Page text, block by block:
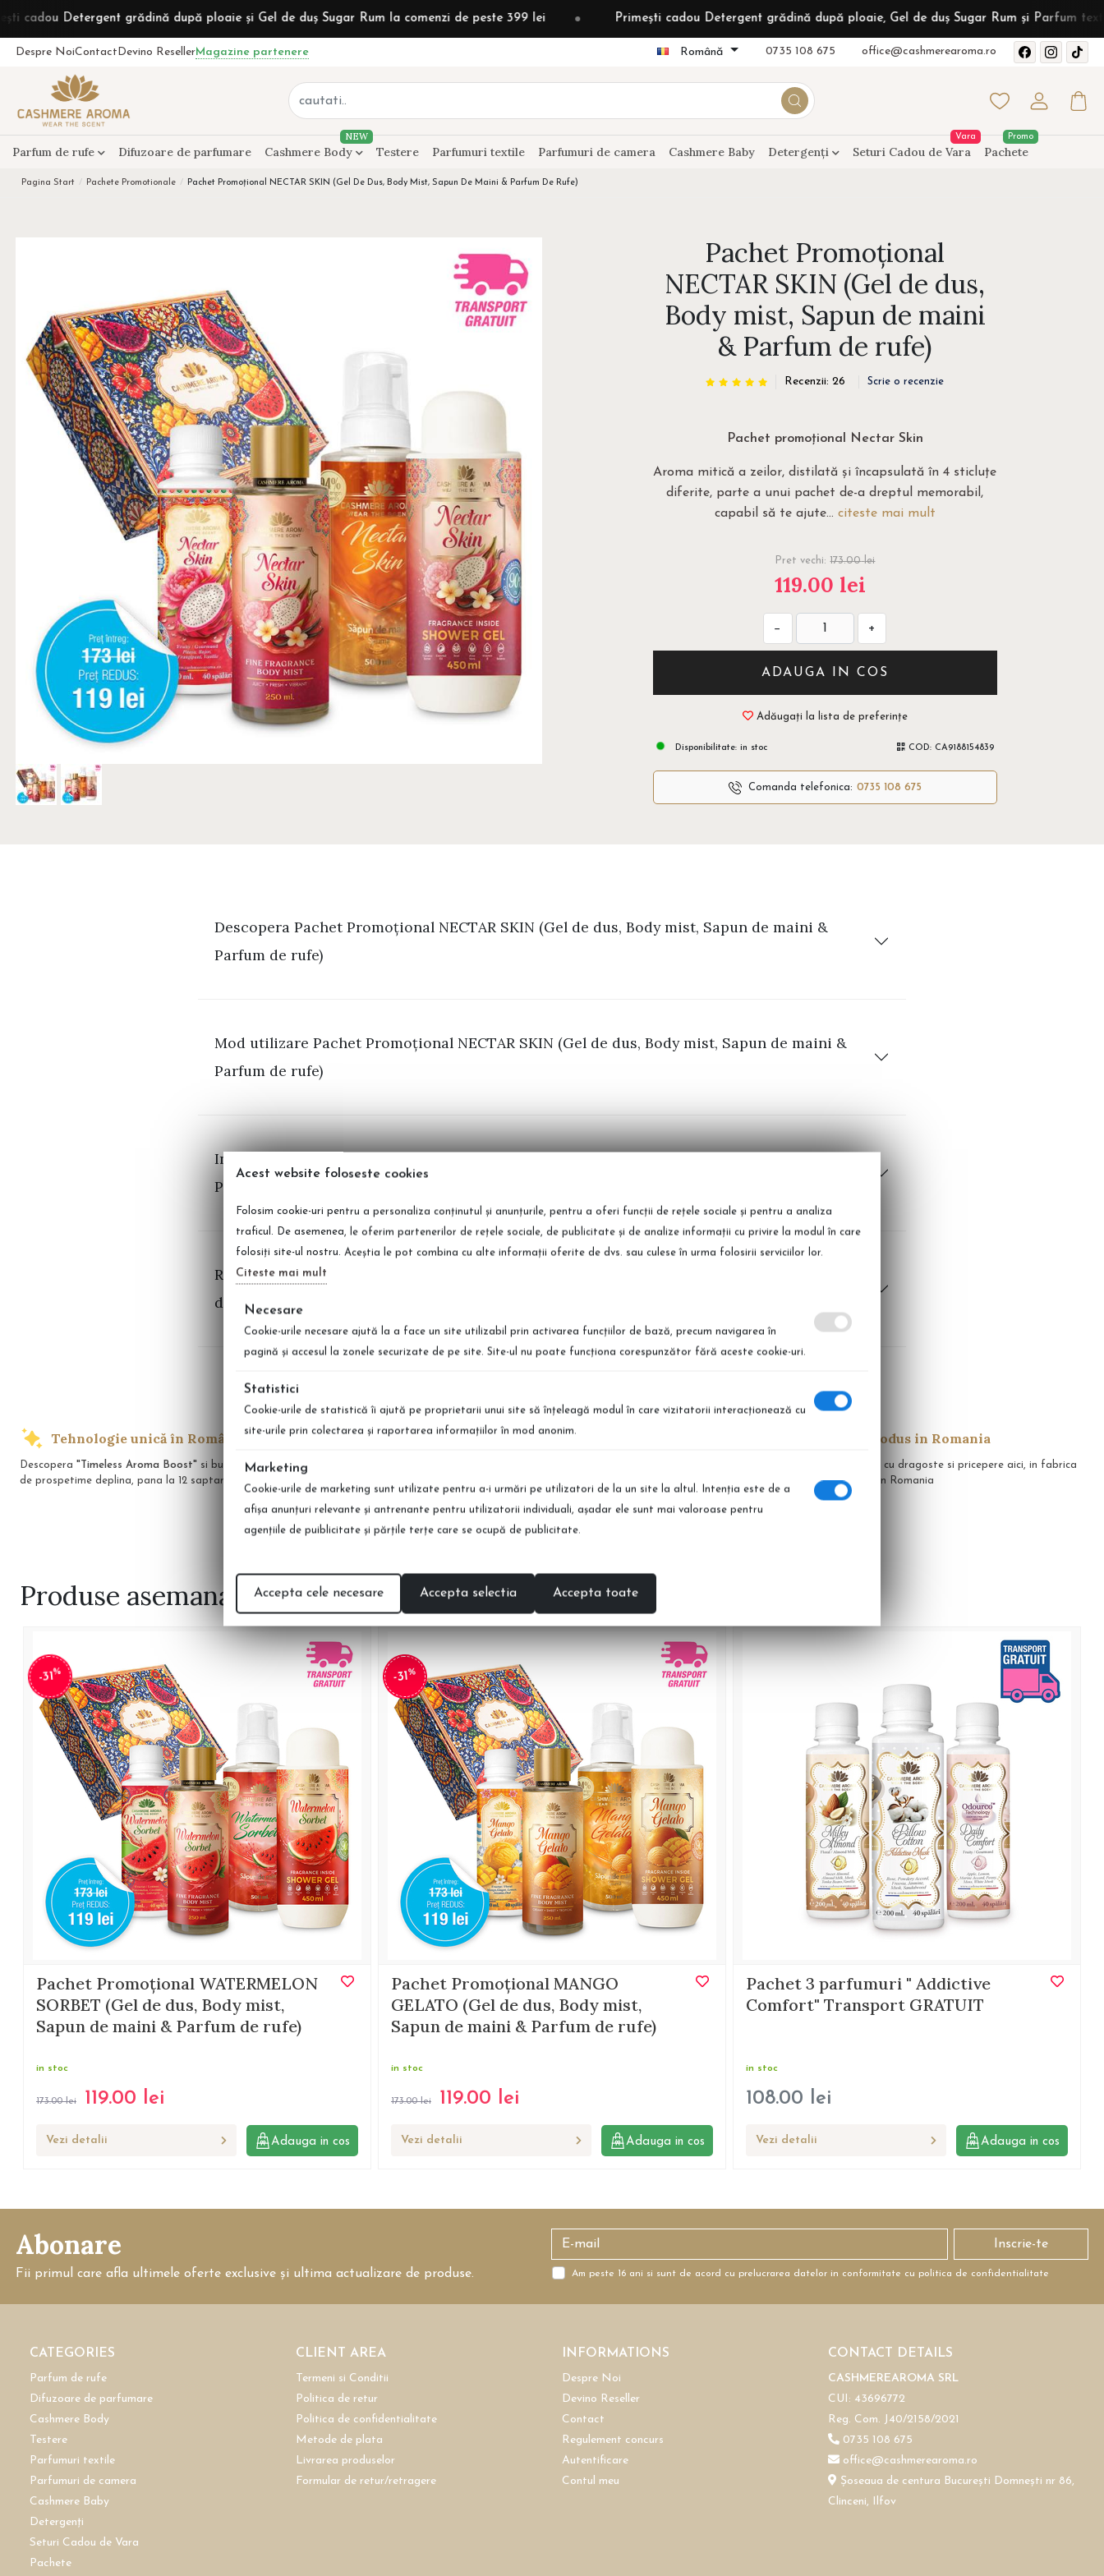
grădină după ploaie și Gel de duș Sugar Rum la comenzi de peste 399 lei Primești cadou Detergent grădină după ploaie, Gel de duș Sugar Rum și Parfum textil Sunshine
Despre NoiContact Devino ResellerMagazine partenere Română 0735 108 675 office@cashmerearoma.ro
Parfum de rufe Difuzoare de parfumare Cashmere Body
NEW
Testere Parfumuri textile Parfumuri de camera Cashmere Baby Detergenți Seturi Cadou de Vara
Vara
Pachete
Promo
Pagina Start Pachete Promotionale Pachet Promoțional NECTAR SKIN (Gel De Dus, Body Mist, Sapun De Maini & Parfum De Rufe)
Pachet Promoțional
NECTAR SKIN (Gel de dus,
Body mist, Sapun de maini
& Parfum de rufe)
Recenzii: 26 Scrie o recenzie
Pachet promoțional Nectar Skin
Aroma mitică a zeilor, distilată și încapsulată în 4 sticluțe
diferite, parte a unui pachet de-a dreptul memorabil,
capabil să te ajute... citeste mai mult
Pret vechi: 173.00 lei
119.00 lei
− +
ADAUGA IN COS
Adăugați la lista de preferințe
Disponibilitate: in stoc COD: CA9188154839
Comanda telefonica: 0735 108 675
Descopera Pachet Promoțional NECTAR SKIN (Gel de dus, Body mist, Sapun de maini &
Parfum de rufe)
Mod utilizare Pachet Promoțional NECTAR SKIN (Gel de dus, Body mist, Sapun de maini &
Parfum de rufe)
Ingrediente Pachet Promoțional NECTAR SKIN (Gel de dus, Body mist, Sapun de maini &
Parfum de rufe)
Recenzii Pachet Promoțional NECTAR SKIN (Gel de dus, Body mist, Sapun de maini & Parfum
de rufe)
Tehnologie unică în România
Descopera "Timeless Aroma Boost" si bucura-te
de prospetime deplina, pana la 12 saptamani!
Transport International
Indiferent unde te afli, poti comanda produsele
preferate cu livrare in Europa
Produs in Romania
Realizate cu dragoste si pricepere aici, in fabrica
noastra, in Romania
Produse asemanatoare
-31%
Pachet Promoțional WATERMELON
SORBET (Gel de dus, Body mist,
Sapun de maini & Parfum de rufe)
in stoc
173.00 lei 119.00 lei
Vezi detalii Adauga in cos
-31%
Pachet Promoțional MANGO
GELATO (Gel de dus, Body mist,
Sapun de maini & Parfum de rufe)
in stoc
173.00 lei 119.00 lei
Vezi detalii Adauga in cos
Pachet 3 parfumuri " Addictive
Comfort" Transport GRATUIT
in stoc
108.00 lei
Vezi detalii Adauga in cos
Abonare
Fii primul care afla ultimele oferte exclusive și ultima actualizare de produse.
Inscrie-te
Am peste 16 ani si sunt de acord cu prelucrarea datelor in conformitate cu politica de confidentialitate
CATEGORIES
Parfum de rufe
Difuzoare de parfumare
Cashmere Body
Testere
Parfumuri textile
Parfumuri de camera
Cashmere Baby
Detergenți
Seturi Cadou de Vara
Pachete
CLIENT AREA
Termeni si Conditii
Politica de retur
Politica de confidentialitate
Metode de plata
Livrarea produselor
Formular de retur/retragere
INFORMATIONS
Despre Noi
Devino Reseller
Contact
Regulement concurs
Autentificare
Contul meu
CONTACT DETAILS
CASHMEREAROMA SRL
CUI: 43696772
Reg. Com. J40/2158/2021
0735 108 675
office@cashmerearoma.ro
Șoseaua de centura București Domnești nr 86,
Clinceni, Ilfov
Acest website foloseste cookies
Folosim cookie-uri pentru a personaliza conținutul și anunțurile, pentru a oferi funcții de rețele sociale și pentru a analiza
traficul. De asemenea, le oferim partenerilor de rețele sociale, de publicitate și de analize informații cu privire la modul în care
folosiți site-ul nostru. Aceștia le pot combina cu alte informații oferite de dvs. sau culese în urma folosirii serviciilor lor.
Citeste mai mult
Necesare
Cookie-urile necesare ajută la a face un site utilizabil prin activarea funcţiilor de bază, precum navigarea în
pagină şi accesul la zonele securizate de pe site. Site-ul nu poate funcţiona corespunzător fără aceste cookie-uri.
Statistici
Cookie-urile de statistică îi ajută pe proprietarii unui site să înţeleagă modul în care vizitatorii interacţionează cu
site-urile prin colectarea şi raportarea informaţiilor în mod anonim.
Marketing
Cookie-urile de marketing sunt utilizate pentru a-i urmări pe utilizatori de la un site la altul. Intenţia este de a
afişa anunţuri relevante şi antrenante pentru utilizatorii individuali, aşadar ele sunt mai valoroase pentru
agenţiile de puiblicitate şi părţile terţe care se ocupă de publicitate.
Accepta cele necesare Accepta selectia Accepta toate